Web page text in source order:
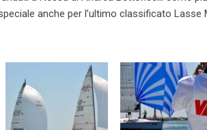
anche per l’ultimo classificato Lasse